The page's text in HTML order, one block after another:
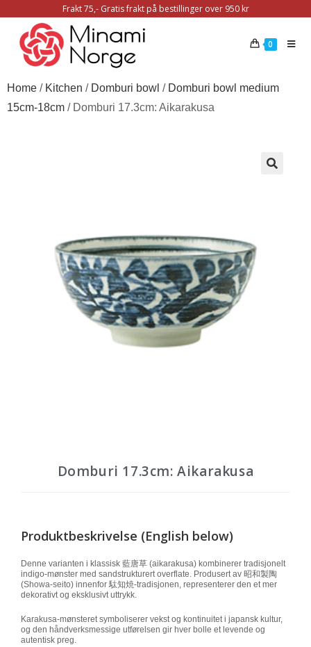
Frakt 75,- Gratis frakt på bestillinger over 950 kr
0
Home / Kitchen / Domburi bowl / Domburi bowl medium
15cm-18cm / Domburi 17.3cm: Aikarakusa
Domburi 17.3cm: Aikarakusa
Produktbeskrivelse (English below)
Denne varianten i klassisk 藍唐草 (aikarakusa) kombinerer tradisjonelt
indigo-mønster med sandstrukturert overflate. Produsert av 昭和製陶
(Showa-seito) innenfor 駄知焼-tradisjonen, representerer den et mer
dekorativt og eksklusivt uttrykk.
Karakusa-mønsteret symboliserer vekst og kontinuitet i japansk kultur,
og den håndverksmessige utførelsen gir hver bolle et levende og
autentisk preg.